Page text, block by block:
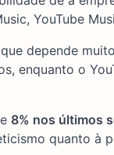
YouTube
depende
enquanto o
8% nos últimos
quanto à